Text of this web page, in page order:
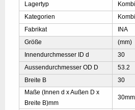
Lagertyp
Kategorien
Fabrikat
INA
Größe
(mm)
Innendurchmesser ID d
30
Aussendurchmesser OD D
53.2
Breite B
30
Maße (Innen d x Außen D x
Breite B)mm